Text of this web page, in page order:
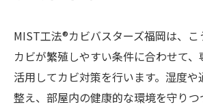
MIST工法®カビバスターズ福岡は、
カビが繁殖しやすい条件に合わせて
活用してカビ対策を行います。湿度や
整え、部屋内の健康的な環境を守り